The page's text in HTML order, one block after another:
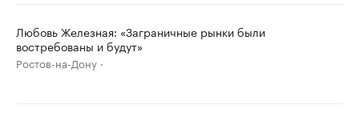
Любовь Железная: «Заграничные рынки были
востребованы и будут»
Ростов-на-Дону